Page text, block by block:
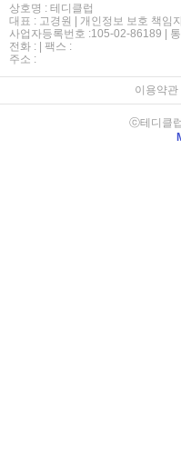
상호명 : 테디클럽
대표 : 고경원 | 개인정보 보호 책임
사업자등록번호 :105-02-86189 |
전화 : | 팩스 :
주소 :
이용약관
ⓒ테디클